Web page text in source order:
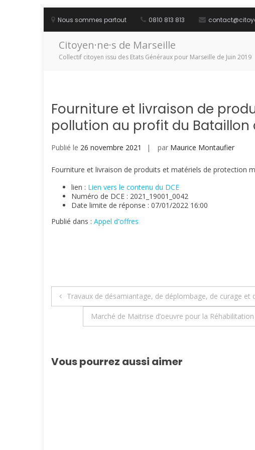
contenu
Nous sommes partout 0810 813 813
Citoyen·ne·s de Marseille
Collectif citoyen issu des Etats Généraux pour Marseille de Juin 2019
Fourniture et livraison de
pollution au profit du Bataillon
Publié le 26 novembre 2021 par Maurice Montaufier
Fourniture et livraison de produits et matériels de protection
lien : Lien vers le contenu du DCE
Numéro de DCE : 2021_19001_0042
Date limite de réponse : 07/01/2022 16:00
Publié dans : Appel d'offres
Navigation
Travaux de désamiantage, de déplombage, de curage
Marché de Maitrise d’oeuvre pour la
Vous pourrez aussi aimer